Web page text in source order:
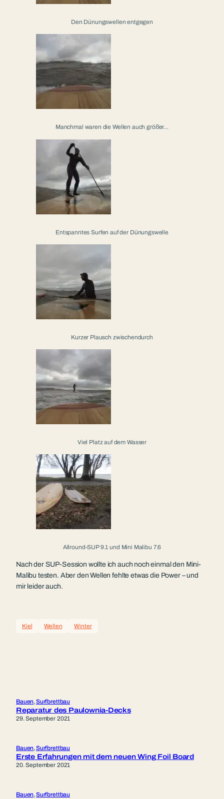
Den Dünungswellen entgegen
Manchmal waren die Wellen auch größer…
Entspanntes Surfen auf der Dünungswelle
Kurzer Plausch zwischendurch
Viel Platz auf dem Wasser
Allround-SUP 9.1 und Mini Malibu 7.6
Nach der SUP-Session wollte ich auch noch einmal den Mini-
Malibu testen. Aber den Wellen fehlte etwas die Power – und
mir leider auch.
Kiel Wellen Winter
Bauen, Surfbrettbau
Reparatur des Paulownia-Decks
29. September 2021
Bauen, Surfbrettbau
Erste Erfahrungen mit dem neuen Wing Foil Board
20. September 2021
Bauen, Surfbrettbau